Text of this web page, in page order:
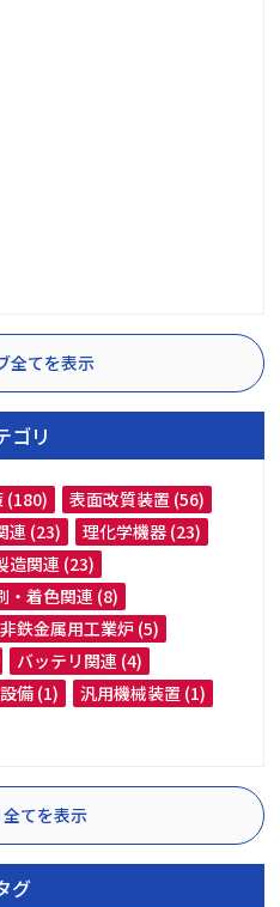
全てを表示
ゴリ
(180)
表面改質装置 (56)
連 (23)
理化学機器 (23)
造関連 (23)
・着色関連 (8)
鉄金属用工業炉 (5)
バッテリ関連 (4)
備 (1)
汎用機械装置 (1)
てを表示
グ